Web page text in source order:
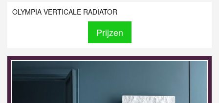
OLYMPIA VERTICALE RADIATOR
Prijzen